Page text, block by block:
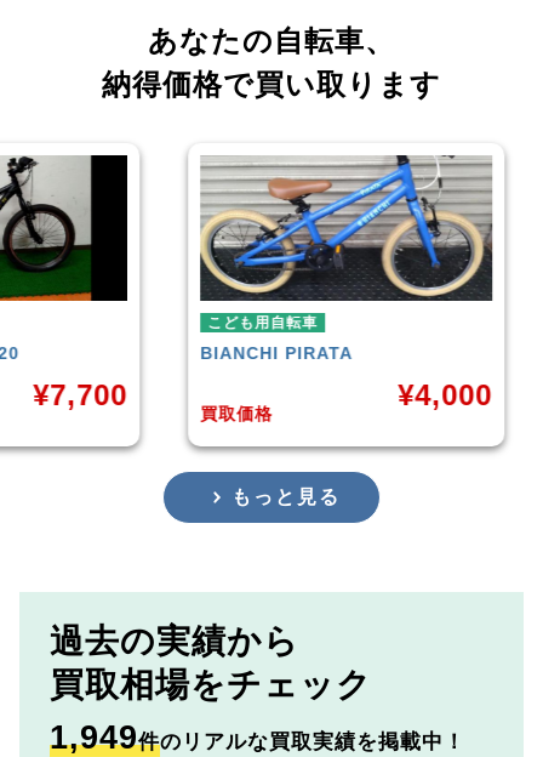
あなたの自転車、
納得価格で買い取ります
PIRATA
買取価格 買取価格
もっと見る
過去の実績から
買取相場をチェック
1,949件のリアルな買取実績を掲載中！